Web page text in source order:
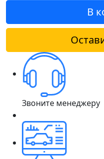
В
Звоните менеджеру